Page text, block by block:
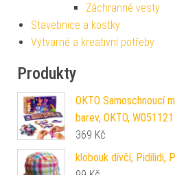
Záchranné vesty
Stavebnice a kostky
Výtvarné a kreativní potřeby
Produkty
OKTO Samoschnoucí
barev, OKTO, W051121
369 Kč
klobouk dívčí, Pidilidi,